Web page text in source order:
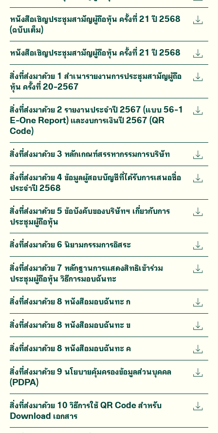
หนังสือเชิญประชุมสามัญผู้ถือหุ้น ครั้งที่ 21 ปี 2568
(ฉบับเต็ม)
หนังสือเชิญประชุมสามัญผู้ถือหุ้น ครั้งที่ 21 ปี 2568
สิ่งที่ส่งมาด้วย 1 สำเนารายงานการประชุมสามัญผู้ถือ
หุ้น ครั้งที่ 20-2567
สิ่งที่ส่งมาด้วย 2 รายงานประจำปี 2567 (แบบ 56-1
E-One Report) และงบการเงินปี 2567 (QR
Code)
สิ่งที่ส่งมาด้วย 3 หลักเกณฑ์สรรหากรรมการบริษัท
สิ่งที่ส่งมาด้วย 4 ข้อมูลผู้สอบบัญชีที่ได้รับการเสนอชื่อ
ประจำปี 2568
สิ่งที่ส่งมาด้วย 5 ข้อบังคับของบริษัทฯ เกี่ยวกับการ
ประชุมผู้ถือหุ้น
สิ่งที่ส่งมาด้วย 6 นิยามกรรมการอิสระ
สิ่งที่ส่งมาด้วย 7 หลักฐานการแสดงสิทธิเข้าร่วม
ประชุมผู้ถือหุ้น วิธีการมอบฉันทะ
สิ่งที่ส่งมาด้วย 8 หนังสือมอบฉันทะ ก
สิ่งที่ส่งมาด้วย 8 หนังสือมอบฉันทะ ข
สิ่งที่ส่งมาด้วย 8 หนังสือมอบฉันทะ ค
สิ่งที่ส่งมาด้วย 9 นโยบายคุ้มครองข้อมูลส่วนบุคคล
(PDPA)
สิ่งที่ส่งมาด้วย 10 วิธีการใช้ QR Code สำหรับ
Download เอกสาร